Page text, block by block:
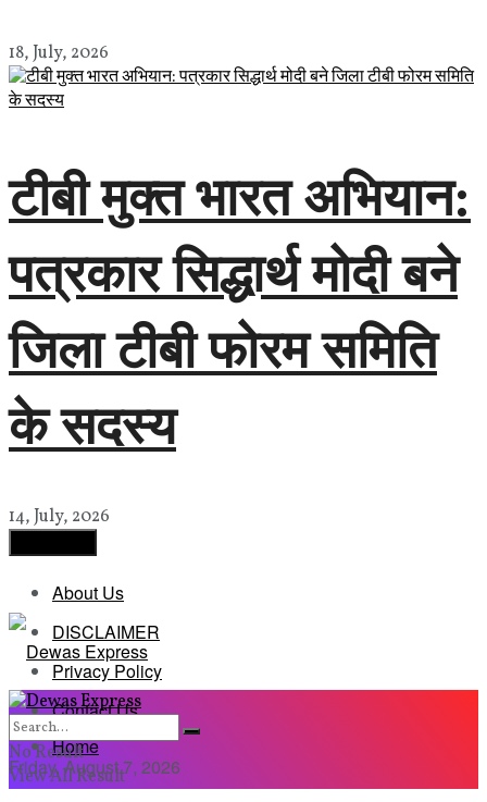
18, July, 2026
टीबी मुक्त भारत अभियान:
पत्रकार सिद्धार्थ मोदी बने
जिला टीबी फोरम समिति
के सदस्य
14, July, 2026
About Us
DISCLAIMER
Privacy Policy
Contact Us
Friday, August 7, 2026
Home
No Result
View All Result